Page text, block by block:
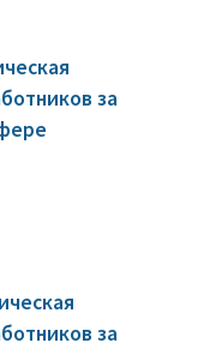
за
за